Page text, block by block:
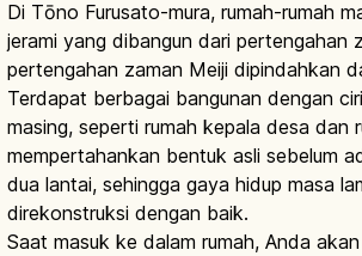
Di Tōno Furusato-mura, rumah-rumah
jerami yang dibangun dari pertengahan
pertengahan zaman Meiji dipindahkan
Terdapat berbagai bangunan dengan
masing, seperti rumah kepala desa dan
mempertahankan bentuk asli sebelum
dua lantai, sehingga gaya hidup masa
direkonstruksi dengan baik.
Saat masuk ke dalam rumah, Anda